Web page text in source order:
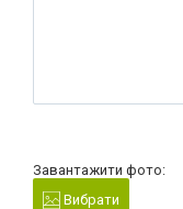
Завантажити фото:
Вибрати